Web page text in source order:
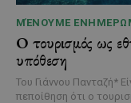
ΜΈΝΟΥΜΕ
Ο τουρισμός ως
υπόθεση
Του Γιάννου Πανταζή* Είναι κοινή
πεποίθηση ότι ο